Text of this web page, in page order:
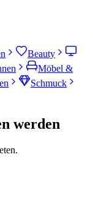
Beauty
Möbel &
Schmuck
werden